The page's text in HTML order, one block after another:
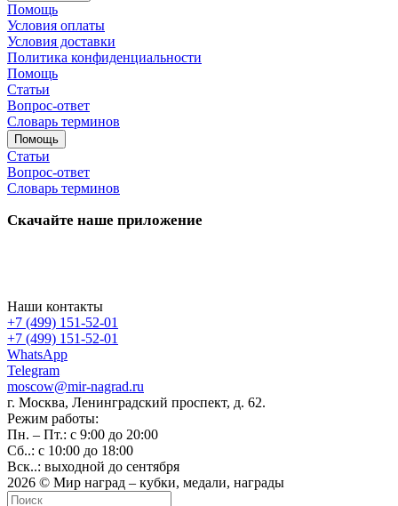
Помощь
Условия оплаты
Условия доставки
Политика конфиденциальности
Помощь
Статьи
Вопрос-ответ
Словарь терминов
Помощь
Статьи
Вопрос-ответ
Словарь терминов
Скачайте наше приложение
Наши контакты
+7 (499) 151-52-01
+7 (499) 151-52-01
WhatsApp
Telegram
moscow@mir-nagrad.ru
г. Москва, Ленинградский проспект, д. 62.
Режим работы:
Пн. – Пт.: с 9:00 до 20:00
Сб..: с 10:00 до 18:00
Вск..: выходной до сентября
2026 © Мир наград – кубки, медали, награды